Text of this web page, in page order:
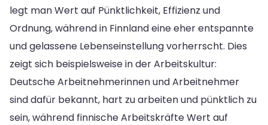
legt man Wert auf Pünktlichkeit, Effizienz und
Ordnung, während in Finnland eine eher entspannte
und gelassene Lebenseinstellung vorherrscht. Dies
zeigt sich beispielsweise in der Arbeitskultur:
Deutsche Arbeitnehmerinnen und Arbeitnehmer
sind dafür bekannt, hart zu arbeiten und pünktlich zu
sein, während finnische Arbeitskräfte Wert auf